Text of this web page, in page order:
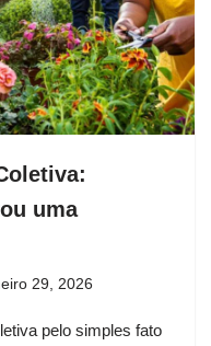
uma
29, 2026
pelo simples fato